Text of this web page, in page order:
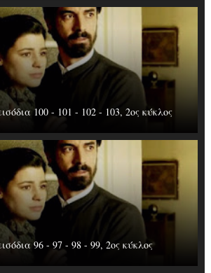
100 - 101 - 102 - 103, 2ος κύκλος
96 - 97 - 98 - 99, 2ος κύκλος